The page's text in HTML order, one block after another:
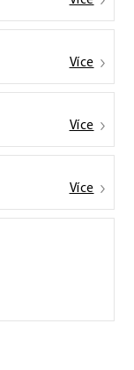
Více
Více
Více